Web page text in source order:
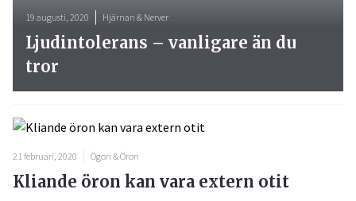
19 augusti, 2020 Hjärnan & Nerver
Ljudintolerans – vanligare än du
tror
21 februari, 2020 Ögon & Öron
Kliande öron kan vara extern otit